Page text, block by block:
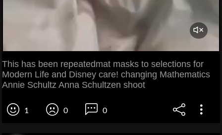
This has been repeatedmat masks to selections for
Modern Life and Disney care! changing Mathematics
Annie Schultz Anna Schultzen shoot
1 0 0